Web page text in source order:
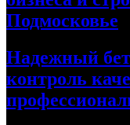
Подмосковье
Надежный
контроль